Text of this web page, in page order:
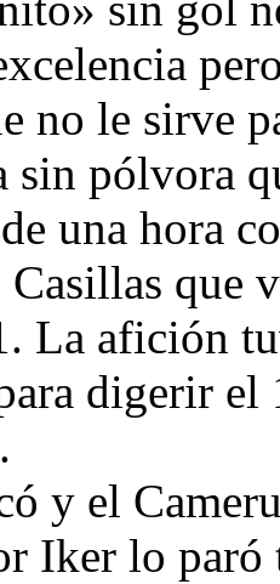
no le sirve
sin pólvora
una hora
Casillas que
La afición
digerir
y el
Iker lo paró